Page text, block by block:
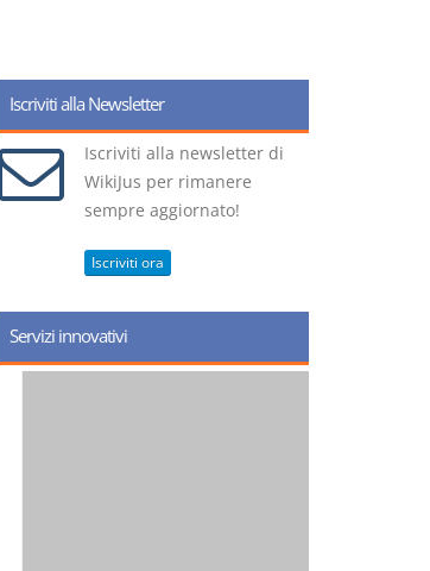
Iscriviti alla Newsletter
Iscriviti alla newsletter di
WikiJus per rimanere
sempre aggiornato!
Iscriviti ora
Servizi innovativi